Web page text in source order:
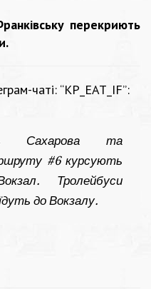
перекриють
чаті: “KP_EAT_IF”:
Сахарова та
#6 курсують
Тролейбуси
до Вокзалу.